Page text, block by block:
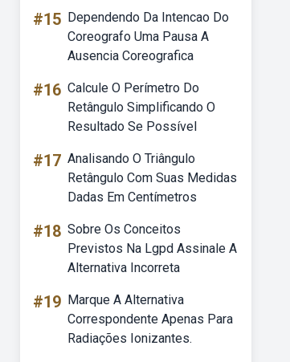
#15 Dependendo Da Intencao Do
Coreografo Uma Pausa A
Ausencia Coreografica
#16 Calcule O Perímetro Do
Retângulo Simplificando O
Resultado Se Possível
#17 Analisando O Triângulo
Retângulo Com Suas Medidas
Dadas Em Centímetros
#18 Sobre Os Conceitos
Previstos Na Lgpd Assinale A
Alternativa Incorreta
#19 Marque A Alternativa
Correspondente Apenas Para
Radiações Ionizantes.